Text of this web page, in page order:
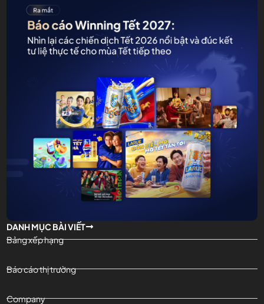
DANH MỤC BÀI VIẾT
Bảng xếp hạng
Báo cáo thị trường
Company